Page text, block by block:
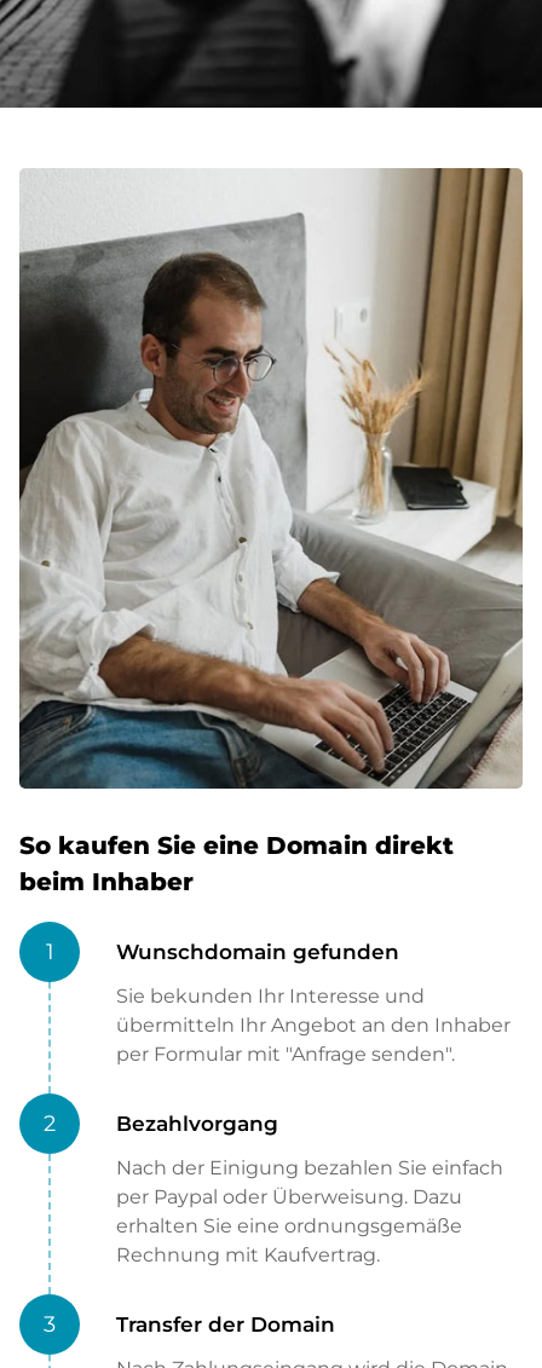
So kaufen Sie eine Domain direkt
beim Inhaber
1 Wunschdomain gefunden
Sie bekunden Ihr Interesse und
übermitteln Ihr Angebot an den Inhaber
per Formular mit "Anfrage senden".
2 Bezahlvorgang
Nach der Einigung bezahlen Sie einfach
per Paypal oder Überweisung. Dazu
erhalten Sie eine ordnungsgemäße
Rechnung mit Kaufvertrag.
3 Transfer der Domain